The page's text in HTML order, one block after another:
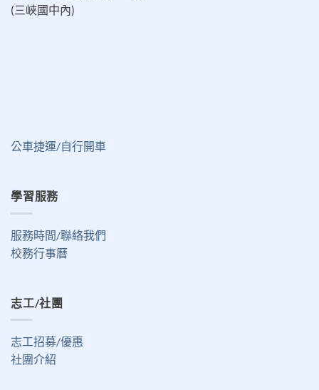
(三峽國中內)
公車捷運/自行開車
學習服務
服務時間/聯絡我們
校務行事曆
志工/社團
志工招募/優惠
社團介紹